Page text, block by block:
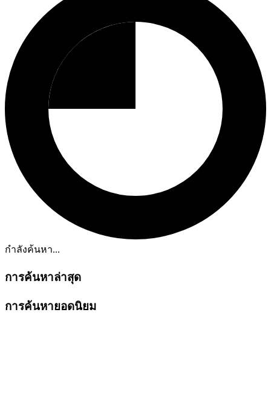
กำลังค้นหา...
การค้นหาล่าสุด
การค้นหายอดนิยม